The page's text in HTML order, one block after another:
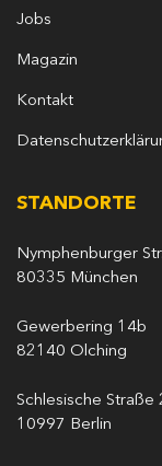
Jobs
Magazin
Kontakt
STANDORTE
Nymphenburger
80335 München
Gewerbering 14b
82140 Olching
Schlesische Straße
10997 Berlin